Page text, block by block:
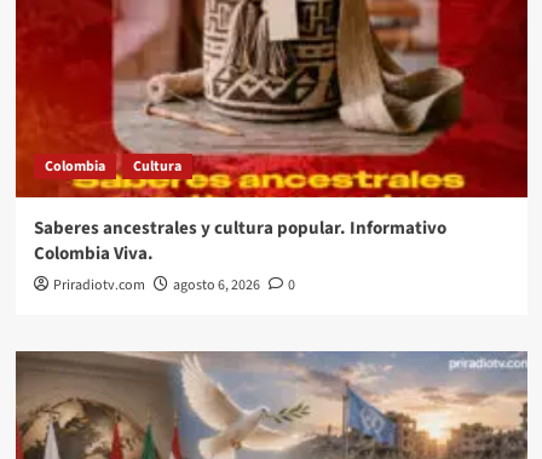
Colombia Cultura
Saberes ancestrales y cultura popular. Informativo
Colombia Viva.
Priradiotv.com agosto 6, 2026 0